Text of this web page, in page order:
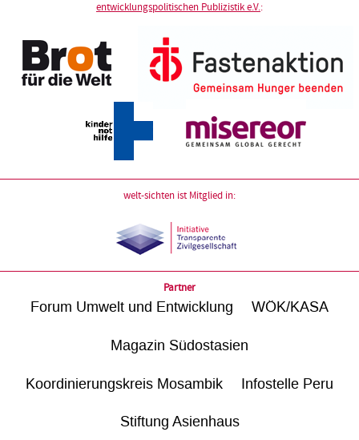
entwicklungspolitischen Publizistik e.V.:
welt-sichten ist Mitglied in:
Partner
Forum Umwelt und Entwicklung WÖK/KASA
Magazin Südostasien
Koordinierungskreis Mosambik Infostelle Peru
Stiftung Asienhaus